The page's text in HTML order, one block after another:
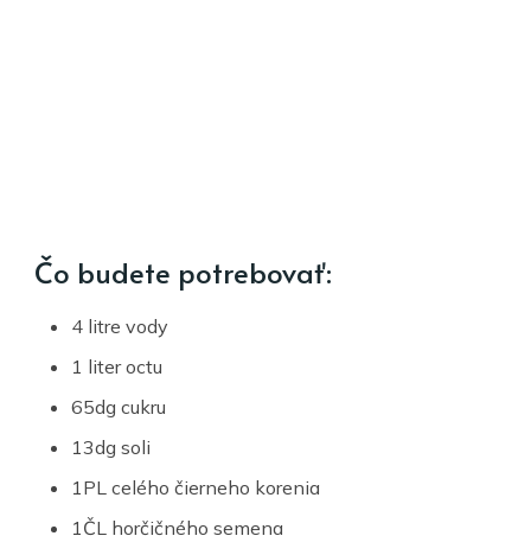
Čo budete potrebovať:
4 litre vody
1 liter octu
65dg cukru
13dg soli
1PL celého čierneho korenia
1ČL horčičného semena